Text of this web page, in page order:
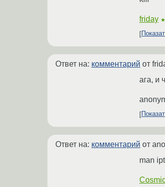
friday
Ответ на: комментарий от
ага, и
Ответ на: комментарий от
man